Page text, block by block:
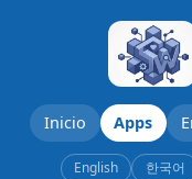
Inicio Apps
English 한국어